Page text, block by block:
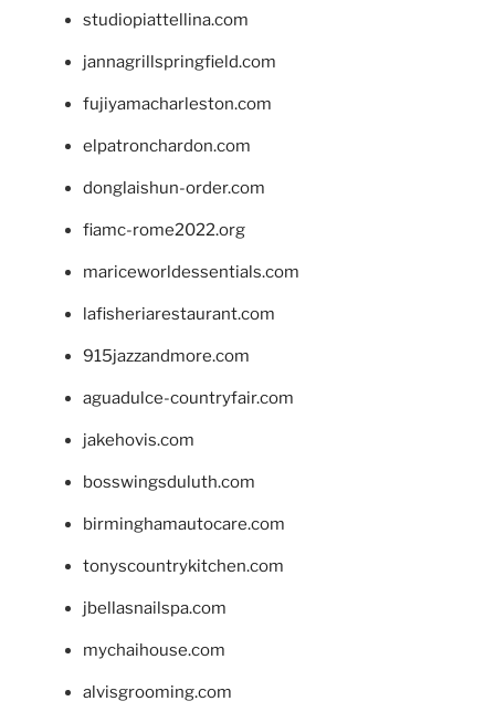
studiopiattellina.com
jannagrillspringfield.com
fujiyamacharleston.com
elpatronchardon.com
donglaishun-order.com
fiamc-rome2022.org
mariceworldessentials.com
lafisheriarestaurant.com
915jazzandmore.com
aguadulce-countryfair.com
jakehovis.com
bosswingsduluth.com
birminghamautocare.com
tonyscountrykitchen.com
jbellasnailspa.com
mychaihouse.com
alvisgrooming.com